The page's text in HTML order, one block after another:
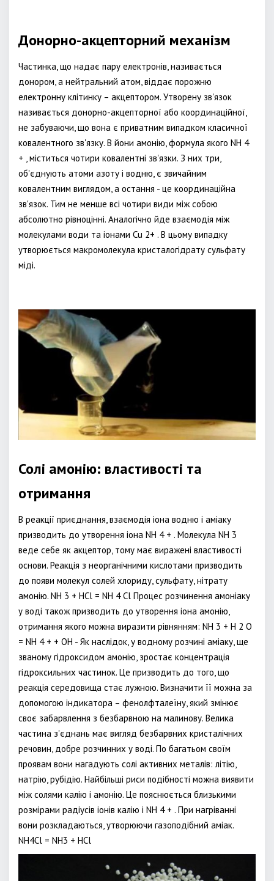
Донорно-акцепторний механізм
Частинка, що надає пару електронів, називається
донором, а нейтральний атом, віддає порожню
електронну клітинку – акцептором. Утворену зв'язок
називається донорно-акцепторної або координаційної,
не забуваючи, що вона є приватним випадком класичної
ковалентного зв'язку. В йони амонію, формула якого NH 4
+ , міститься чотири ковалентні зв'язки. З них три,
об'єднують атоми азоту і водню, є звичайним
ковалентним виглядом, а остання - це координаційна
зв'язок. Тим не менше всі чотири види між собою
абсолютно рівноцінні. Аналогічно йде взаємодія між
молекулами води та іонами Cu 2+ . В цьому випадку
утворюється макромолекула кристалогідрату сульфату
міді.
Солі амонію: властивості та
отримання
В реакції приєднання, взаємодія іона водню і аміаку
призводить до утворення іона NH 4 + . Молекула NH 3
веде себе як акцептор, тому має виражені властивості
основи. Реакція з неорганічними кислотами призводить
до появи молекул солей хлориду, сульфату, нітрату
амонію. NH 3 + HCl = NH 4 Cl Процес розчинення амоніаку
у воді також призводить до утворення іона амонію,
отримання якого можна виразити рівнянням: NH 3 + H 2 O
= NH 4 + + OH - Як наслідок, у водному розчині аміаку, ще
званому гідроксидом амонію, зростає концентрація
гідроксильних частинок. Це призводить до того, що
реакція середовища стає лужною. Визначити її можна за
допомогою індикатора – фенолфталеїну, який змінює
своє забарвлення з безбарвною на малинову. Велика
частина з'єднань має вигляд безбарвних кристалічних
речовин, добре розчинних у воді. По багатьом своїм
проявам вони нагадують солі активних металів: літію,
натрію, рубідію. Найбільші риси подібності можна виявити
між солями калію і амонію. Це пояснюється близькими
розмірами радіусів іонів калію і NH 4 + . При нагріванні
вони розкладаються, утворюючи газоподібний аміак.
NH4Cl = NH3 + HCl